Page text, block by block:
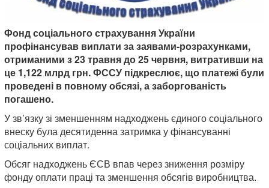
Фонд соціального страхування України
профінансував виплати за заявами-розрахунками,
отриманими з 23 травня до 25 червня, витративши на
це 1,122 млрд грн. ФССУ підкреслює, що платежі були
проведені в повному обсязі, а заборгованість
погашено.
У зв’язку зі зменшенням надходжень єдиного соціального
внеску була десятиденна затримка у фінансуванні
соціальних виплат.
Обсяг надходжень ЄСВ впав через зниження розміру
фонду оплати праці та зменшення обсягів виробництва.